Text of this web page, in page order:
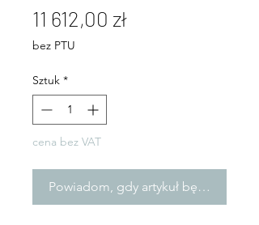
11 612,00 złCena
bez PTU
Sztuk *
cena bez VAT
Powiadom, gdy artykuł będzie